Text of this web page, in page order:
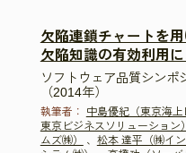
欠陥連鎖チャートを
欠陥知識の有効利用
ソフトウェア品質シンポ
（2014年）
執筆者： 中島優紀（東京海上
東京ビジネスソリューション）
ムズ㈱）
、 松本 達平（㈱イン